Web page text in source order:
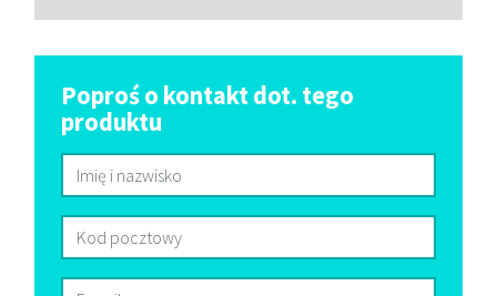
Poproś o kontakt dot. tego
produktu